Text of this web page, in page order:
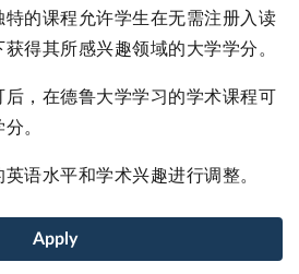
的课程允许学生在无需注册入读
得其所感兴趣领域的大学学分。
，在德鲁大学学习的学术课程可
。
语水平和学术兴趣进行调整。
Apply